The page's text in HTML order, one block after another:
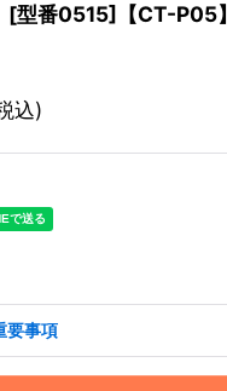
[型番0515]【CT-P05】
込)
要事項